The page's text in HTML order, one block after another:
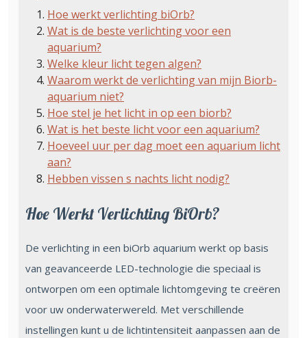
Hoe werkt verlichting biOrb?
Wat is de beste verlichting voor een
aquarium?
Welke kleur licht tegen algen?
Waarom werkt de verlichting van mijn Biorb-
aquarium niet?
Hoe stel je het licht in op een biorb?
Wat is het beste licht voor een aquarium?
Hoeveel uur per dag moet een aquarium licht
aan?
Hebben vissen s nachts licht nodig?
Hoe Werkt Verlichting BiOrb?
De verlichting in een biOrb aquarium werkt op basis
van geavanceerde LED-technologie die speciaal is
ontworpen om een optimale lichtomgeving te creëren
voor uw onderwaterwereld. Met verschillende
instellingen kunt u de lichtintensiteit aanpassen aan de